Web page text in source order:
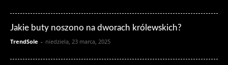
Jakie buty noszono na dworach królewskich?
TrendSole - niedziela, 23 marca, 2025